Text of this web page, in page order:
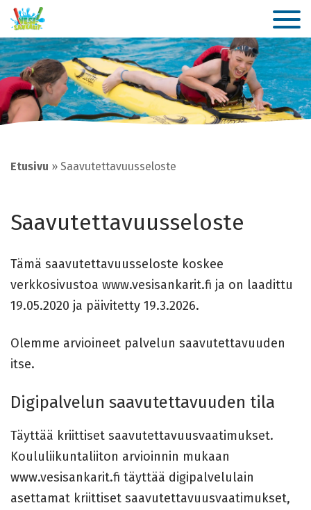
Etusivu » Saavutettavuusseloste
Saavutettavuusseloste
Tämä saavutettavuusseloste koskee
verkkosivustoa www.vesisankarit.fi ja on laadittu
19.05.2020 ja päivitetty 19.3.2026.
Olemme arvioineet palvelun saavutettavuuden
itse.
Digipalvelun saavutettavuuden tila
Täyttää kriittiset saavutettavuusvaatimukset.
Koululiikuntaliiton arvioinnin mukaan
www.vesisankarit.fi täyttää digipalvelulain
asettamat kriittiset saavutettavuusvaatimukset,